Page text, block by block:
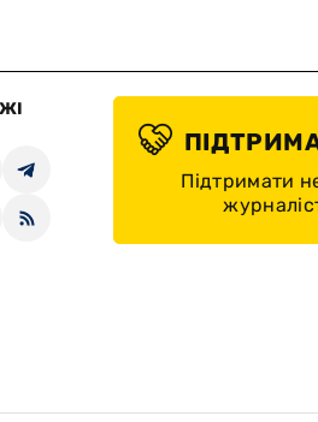
Підтримати